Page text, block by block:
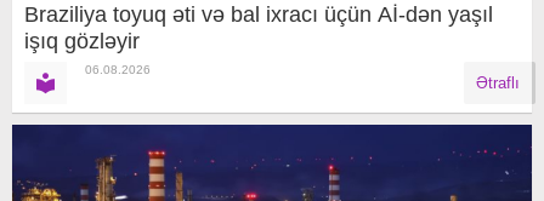
Braziliya toyuq əti və bal ixracı üçün Aİ-dən yaşıl
işıq gözləyir
06.08.2026
Ətraflı